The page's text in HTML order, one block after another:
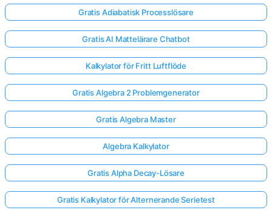
Gratis Adiabatisk Processlösare
Gratis AI Mattelärare Chatbot
Kalkylator för Fritt Luftflöde
Gratis Algebra 2 Problemgenerator
Gratis Algebra Master
Algebra Kalkylator
Gratis Alpha Decay-Lösare
Gratis Kalkylator för Alternerande Serietest